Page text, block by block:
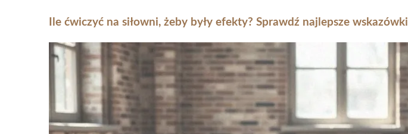
Ile ćwiczyć na siłowni, żeby były efekty? Sprawdź najlepsze wskazówki